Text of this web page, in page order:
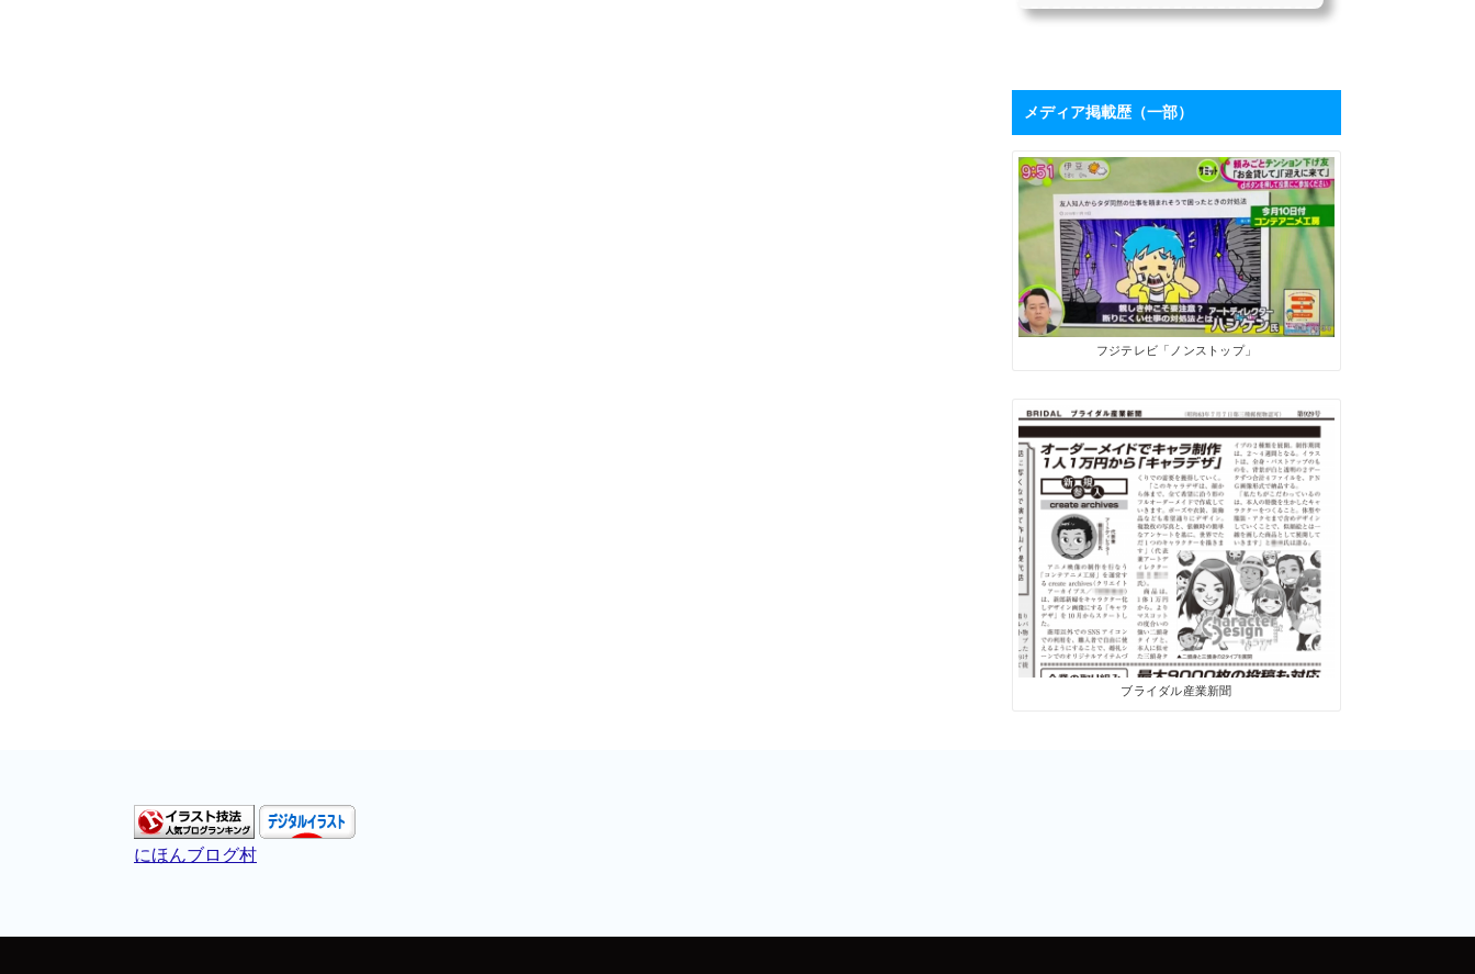
んに学ぶ「ブログ
たちにとって、「下請け仕
るために2017年7月から「フ
リーライターの働き方」を
メインテーマにした個人ブ
ログを開設しました。ソロ
で生きる人たちにとって、
ブログは最高の武器になり
ます。数字が伸びてくれ
ば、商品やサービスを売る
ためのプロモーションツー
ルになるうえに、広告収入
やアフィリエイト報酬も見
込めます。 そこで、月間28
万PVを誇るブロ...
メディア掲載歴（一部）
フジテレビ「ノンストップ」
ブライダル産業新聞
にほんブログ村